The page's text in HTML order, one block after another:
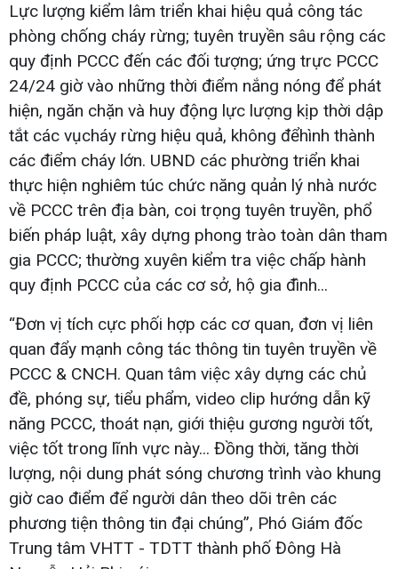
Lực lượng kiểm lâm triển khai hiệu quả công tác
phòng chống cháy rừng; tuyên truyền sâu rộng các
quy định PCCC đến các đối tượng; ứng trực PCCC
24/24 giờ vào những thời điểm nắng nóng để phát
hiện, ngăn chặn và huy động lực lượng kịp thời dập
tắt các vụcháy rừng hiệu quả, không đểhình thành
các điểm cháy lớn. UBND các phường triển khai
thực hiện nghiêm túc chức năng quản lý nhà nước
về PCCC trên địa bàn, coi trọng tuyên truyền, phổ
biến pháp luật, xây dựng phong trào toàn dân tham
gia PCCC; thường xuyên kiểm tra việc chấp hành
quy định PCCC của các cơ sở, hộ gia đình...
“Đơn vị tích cực phối hợp các cơ quan, đơn vị liên
quan đẩy mạnh công tác thông tin tuyên truyền về
PCCC & CNCH. Quan tâm việc xây dựng các chủ
đề, phóng sự, tiểu phẩm, video clip hướng dẫn kỹ
năng PCCC, thoát nạn, giới thiệu gương người tốt,
việc tốt trong lĩnh vực này... Đồng thời, tăng thời
lượng, nội dung phát sóng chương trình vào khung
giờ cao điểm để người dân theo dõi trên các
phương tiện thông tin đại chúng”, Phó Giám đốc
Trung tâm VHTT - TDTT thành phố Đông Hà